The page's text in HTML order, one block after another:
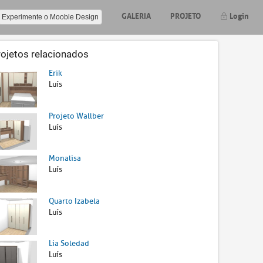
Experimente o Mooble Design GALERIA PROJETO Login
relacionados
Erik
Luís
Projeto Wallber
Luís
Monalisa
Luís
Quarto Izabela
Luís
Lia Soledad
Luís